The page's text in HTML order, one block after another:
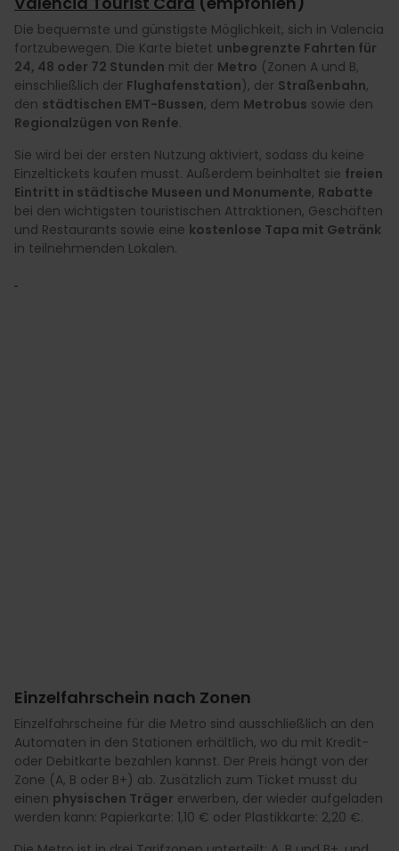
Die bequemste und günstigste Möglichkeit, sich in Valencia
fortzubewegen. Die Karte bietet unbegrenzte Fahrten für
24, 48 oder 72 Stunden mit der Metro (Zonen A und B,
einschließlich der Flughafenstation), der Straßenbahn,
den städtischen EMT-Bussen, dem Metrobus sowie den
Regionalzügen von Renfe.
Sie wird bei der ersten Nutzung aktiviert, sodass du keine
Einzeltickets kaufen musst. Außerdem beinhaltet sie freien
Eintritt in städtische Museen und Monumente, Rabatte
bei den wichtigsten touristischen Attraktionen, Geschäften
und Restaurants sowie eine kostenlose Tapa mit Getränk
in teilnehmenden Lokalen.
Einzelfahrschein nach Zonen
Einzelfahrscheine für die Metro sind ausschließlich an den
Automaten in den Stationen erhältlich, wo du mit Kredit-
oder Debitkarte bezahlen kannst. Der Preis hängt von der
Zone (A, B oder B+) ab. Zusätzlich zum Ticket musst du
einen physischen Träger erwerben, der wieder aufgeladen
werden kann: Papierkarte: 1,10 € oder Plastikkarte: 2,20 €.